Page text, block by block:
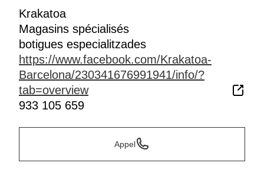
Krakatoa
Magasins spécialisés
botigues especialitzades
https://www.facebook.com/Krakatoa-
Barcelona/230341676991941/info/?
tab=overview
933 105 659
Appel